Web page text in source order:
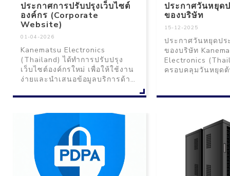
ประกาศการปรับปรุงเว็บไซต์
องค์กร (Corporate
Website)
01-04-2026
Kanematsu Electronics
(Thailand) ได้ทำการปรับปรุง
เว็บไซต์องค์กรใหม่ เพื่อให้ใช้งาน
ง่ายและนำเสนอข้อมูลบริการด้าน
Infrastructure และ IT
ประกาศวันหยุด
ของบริษัท
15-12-2025
ประกาศวันหยุดปร
ของบริษัท
Electronics
ครอบคลุมวันหยุด
ตารางวันหยุดก่อ